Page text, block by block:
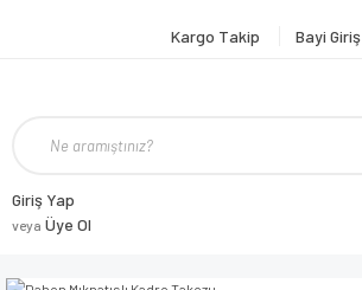
Kargo Takip Bayi Giriş
Giriş Yap
veya Üye Ol